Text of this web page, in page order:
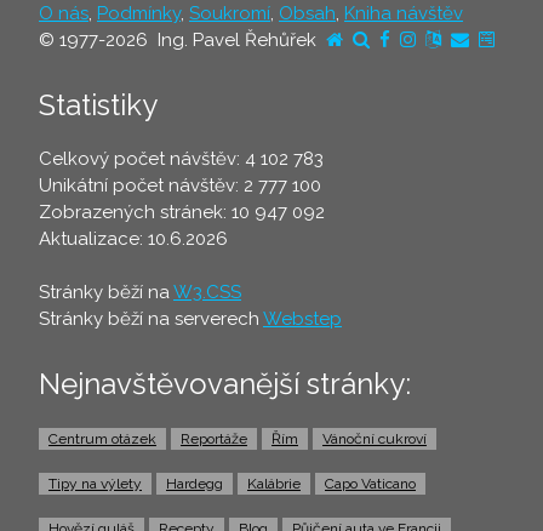
O nás, Podmínky, Soukromí, Obsah, Kniha návštěv
© 1977-2026 Ing. Pavel Řehůřek
Statistiky
Celkový počet návštěv: 4 102 783
Unikátní počet návštěv: 2 777 100
Zobrazených stránek: 10 947 092
Aktualizace: 10.6.2026
Stránky běží naW3.CSS
Stránky běží na serverech Webstep
Nejnavštěvovanější stránky:
Centrum otázek Reportáže Řím Vánoční cukroví
Tipy na výlety Hardegg Kalábrie Capo Vaticano